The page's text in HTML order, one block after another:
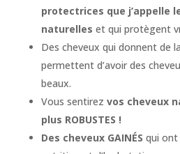
protectrices que j’appelle
naturelles et qui protègent
Des cheveux qui donnent de
permettent d’avoir des
beaux.
Vous sentirez vos cheveux
plus ROBUSTES !
Des cheveux GAINÉS qui ont